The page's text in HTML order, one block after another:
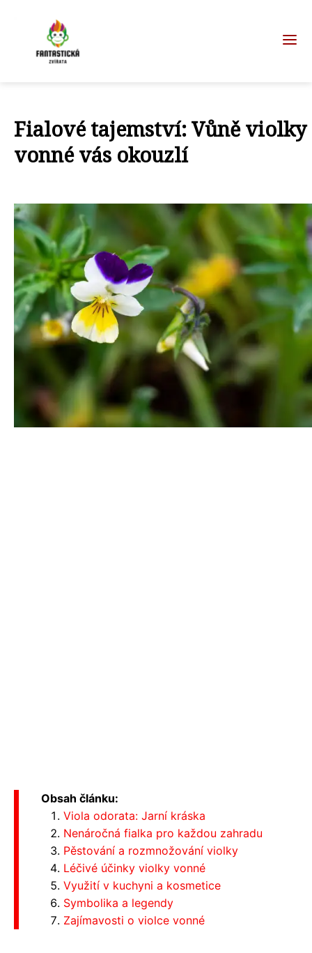
Fialové tajemství: Vůně violky
vonné vás okouzlí
Obsah článku:
Viola odorata: Jarní kráska
Nenáročná fialka pro každou zahradu
Pěstování a rozmnožování violky
Léčivé účinky violky vonné
Využití v kuchyni a kosmetice
Symbolika a legendy
Zajímavosti o violce vonné